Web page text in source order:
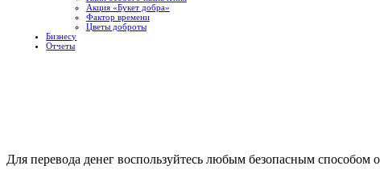
Акция «Букет добра»
Фактор времени
Цветы доброты
Бизнесу
Отчеты
Для перевода денег воспользуйтесь любым безопасным способом